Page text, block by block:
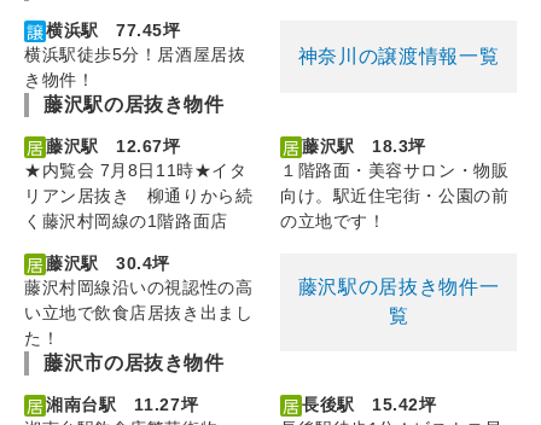
横浜駅 77.45坪
横浜駅徒歩5分！居酒屋居抜
き物件！
神奈川の譲渡情報一覧
藤沢駅の居抜き物件
藤沢駅 12.67坪
★内覧会 7月8日11時★イタ
リアン居抜き 柳通りから続
く藤沢村岡線の1階路面店
藤沢駅 18.3坪
１階路面・美容サロン・物販
向け。駅近住宅街・公園の前
の立地です！
藤沢駅 30.4坪
藤沢村岡線沿いの視認性の高
い立地で飲食店居抜き出まし
た！
藤沢駅の居抜き物件一
覧
藤沢市の居抜き物件
湘南台駅 11.27坪
長後駅 15.42坪